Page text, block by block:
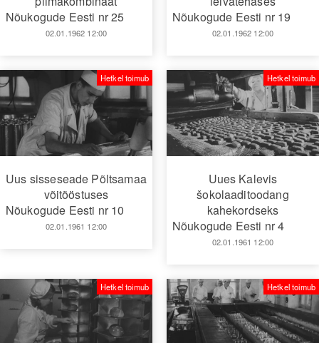
Nõukogude Eesti nr 25
02.01.1962 12:00
Nõukogude Eesti nr 19
02.01.1962 12:00
Uus sisseseade Põltsamaa
võitööstuses
Nõukogude Eesti nr 10
02.01.1961 12:00
Hetkel toimub
Uues Kalevis
šokolaaditoodang
kahekordseks
Nõukogude Eesti nr 4
02.01.1961 12:00
Hetkel toimub
Hetkel toimub Hetkel toimub